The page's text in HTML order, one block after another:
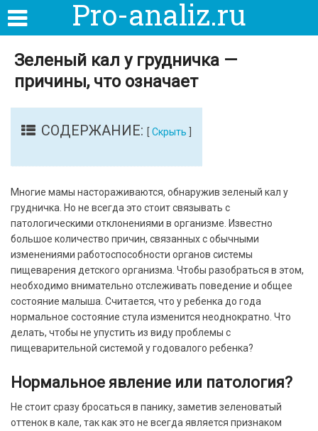
Pro-analiz.ru
Зеленый кал у грудничка —
причины, что означает
СОДЕРЖАНИЕ: [ Скрыть
Многие мамы настораживаются, обнаружив зеленый кал у
грудничка. Но не всегда это стоит связывать с
патологическими отклонениями в организме. Известно
большое количество причин, связанных с обычными
изменениями работоспособности органов системы
пищеварения детского организма. Чтобы разобраться в этом,
необходимо внимательно отслеживать поведение и общее
состояние малыша. Считается, что у ребенка до года
нормальное состояние стула изменится неоднократно. Что
делать, чтобы не упустить из виду проблемы с
пищеварительной системой у годовалого ребенка?
Нормальное явление или патология?
Не стоит сразу бросаться в панику, заметив зеленоватый
оттенок в кале, так как это не всегда является признаком